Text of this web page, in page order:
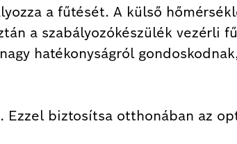
a fűtését. A külső
a szabályozókészülék vezérli
hatékonyságról
Ezzel biztosítsa otthonában az